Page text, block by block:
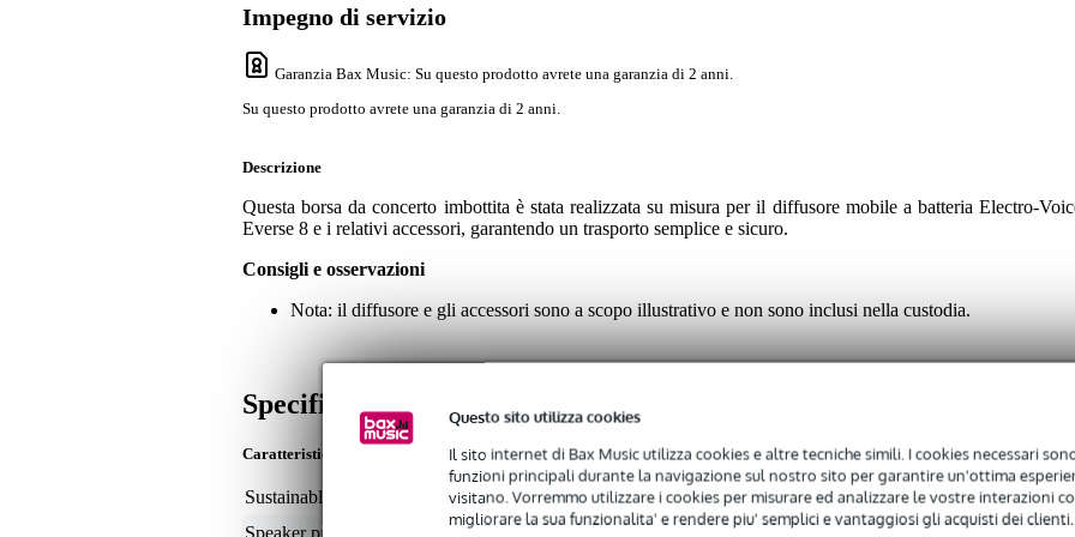
Questo sito utilizza cookies
Il sito internet di Bax Music utilizza cookies e altre tecniche simili. I cookies necessari
funzioni principali durante la navigazione sul nostro sito per garantire un'ottima
visitano. Vorremmo utilizzare i cookies per misurare ed analizzare le vostre interazioni
migliorare la sua funzionalita' e rendere piu' semplici e vantaggiosi gli acquisti dei clienti.
Impegno di servizio
Garanzia Bax Music: Su questo prodotto avrete una garanzia di 2 anni.
Su questo prodotto avrete una garanzia di 2 anni.
Descrizione
Questa borsa da concerto imbottita è stata realizzata su misura per il diffusore mobile a batteria Electro-
Everse 8 e i relativi accessori, garantendo un trasporto semplice e sicuro.
Consigli e osservazioni
Nota: il diffusore e gli accessori sono a scopo illustrativo e non sono inclusi nella custodia.
Specifiche
Caratteristiche
Sustainable product
not specified
Speaker protection type
8 inch speaker (specific brand/type)